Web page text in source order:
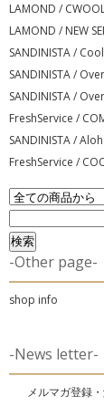
LAMOND /
LAMOND / NEW
SANDINISTA /
SANDINISTA /
SANDINISTA /
FreshService /
SANDINISTA /
FreshService /
-Other page-
shop info
-News letter-
メルマガ登録